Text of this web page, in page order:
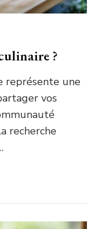
?
représente une
vos
recherche